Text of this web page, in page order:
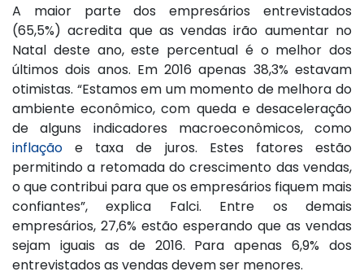
A maior parte dos empresários entrevistados
(65,5%) acredita que as vendas irão aumentar no
Natal deste ano, este percentual é o melhor dos
últimos dois anos. Em 2016 apenas 38,3% estavam
otimistas. “Estamos em um momento de melhora do
ambiente econômico, com queda e desaceleração
de alguns indicadores macroeconômicos, como
inflação e taxa de juros. Estes fatores estão
permitindo a retomada do crescimento das vendas,
o que contribui para que os empresários fiquem mais
confiantes”, explica Falci. Entre os demais
empresários, 27,6% estão esperando que as vendas
sejam iguais as de 2016. Para apenas 6,9% dos
entrevistados as vendas devem ser menores.